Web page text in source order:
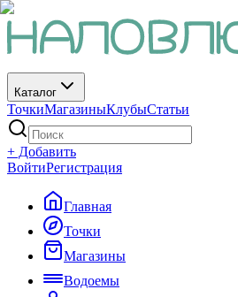
Каталог
ТочкиМагазиныКлубыСтатьи
+ Добавить
ВойтиРегистрация
Главная
Точки
Магазины
Водоемы